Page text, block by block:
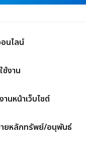
นไลน์
ขายหลักทรัพย์/อนุพันธ์
E-Open Account
ช้งาน
น Trading
น Information
นหน้าเว็บไซต์
ยหลักทรัพย์/อนุพันธ์